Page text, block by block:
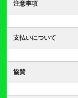
注意事項
支払いについて
協賛